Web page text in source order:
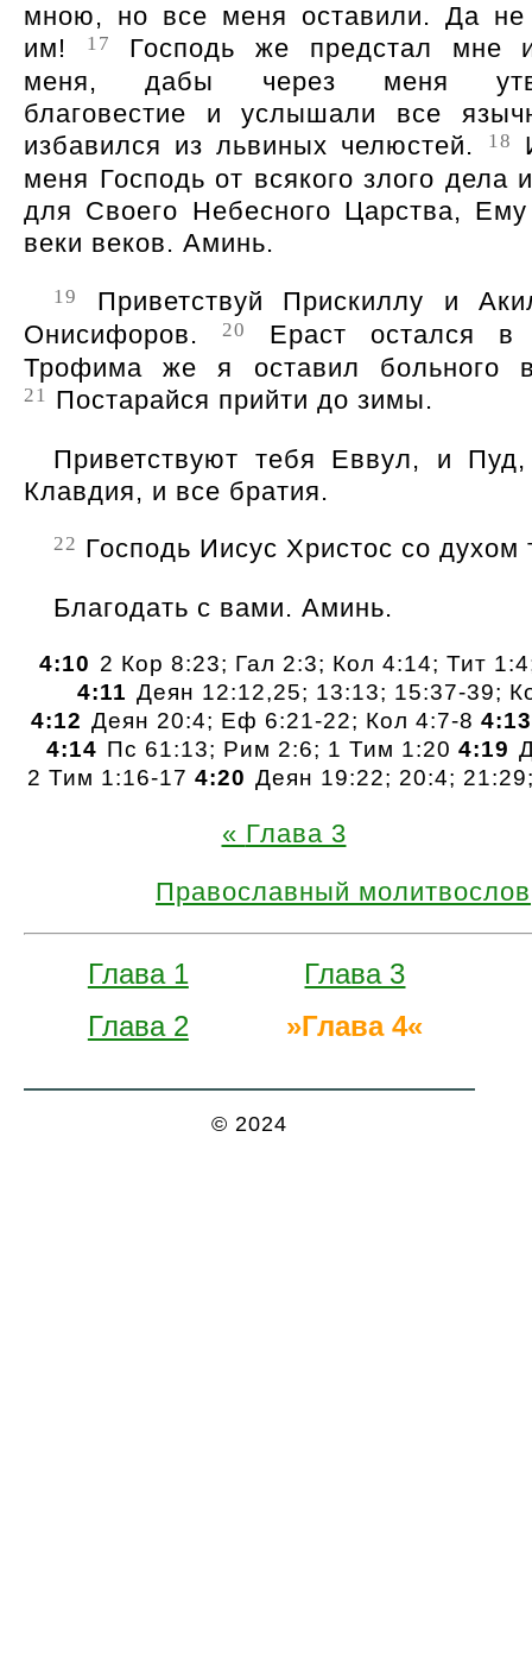
мною, но все меня оставили. Да не
им!
17
Господь же предстал мне
меня, дабы через меня
благовестие и услышали все
избавился из львиных челюстей.
18
меня Господь от всякого злого дела
для Своего Небесного Царства,
веки веков. Аминь.
19
Приветствуй Прискиллу и
Онисифоров.
20
Ераст остался в
Трофима же я оставил больного
21 Постарайся прийти до зимы.
Приветствуют тебя Еввул, и
Клавдия, и все братия.
22 Господь Иисус Христос со духом
Благодать с вами. Аминь.
4:10 2 Кор 8:23; Гал 2:3; Кол 4:14; Тит
4:11 Деян 12:12,25; 13:13; 15:37-39;
4:12 Деян 20:4; Еф 6:21-22; Кол 4:7-8 4:13
4:14 Пс 61:13; Рим 2:6; 1 Тим 1:20 4:19
2 Тим 1:16-17 4:20 Деян 19:22; 20:4;
Глава 3
Православный молитвослов
Глава 1
Глава 2
Глава 3
Глава 4
© 2024